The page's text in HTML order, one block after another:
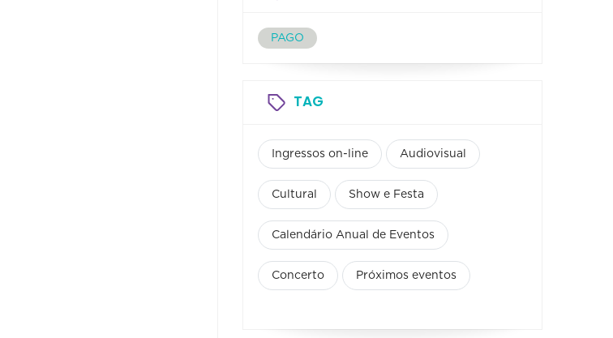
PAGO
TAG
Ingressos on-line Audiovisual
Cultural Show e Festa
Calendário Anual de Eventos
Concerto Próximos eventos